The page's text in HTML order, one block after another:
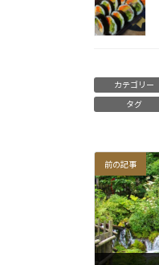
カテゴリー
タグ
前の記事